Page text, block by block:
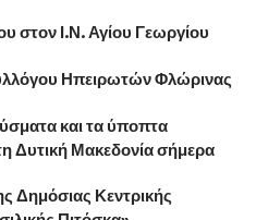
στον Ι.Ν. Αγίου Γεωργίου
Ηπειρωτών Φλώρινας
και τα ύποπτα
Δυτική Μακεδονία σήμερα
Δημόσιας Κεντρικής